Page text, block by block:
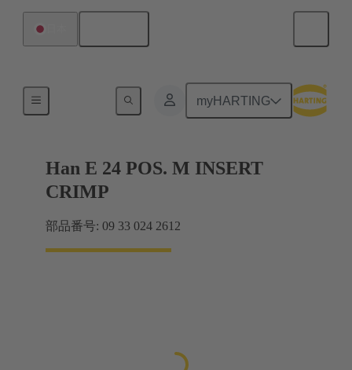
myHARTING
電流：16A以下
Han E 24 POS. M INSERT
CRIMP
部品番号: 09 33 024 2612